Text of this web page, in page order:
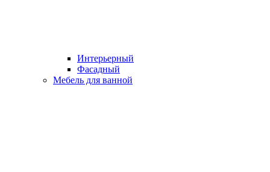
Интерьерный
Фасадный
Мебель для ванной